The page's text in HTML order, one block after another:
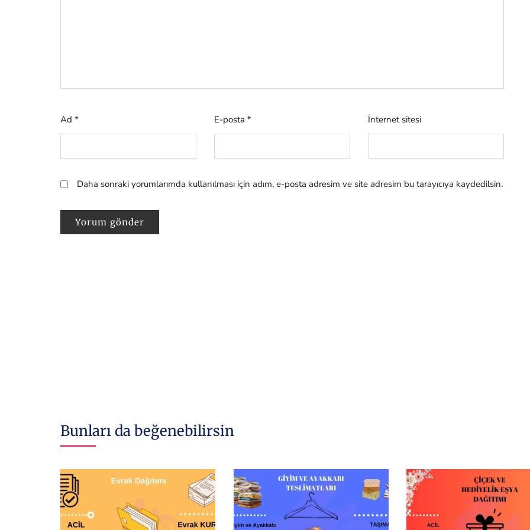
Ad * E-posta * İnternet sitesi
Daha sonraki yorumlarımda kullanılması için adım, e-posta adresim ve site adresim bu tarayıcıya kaydedilsin.
Bunları da beğenebilirsin